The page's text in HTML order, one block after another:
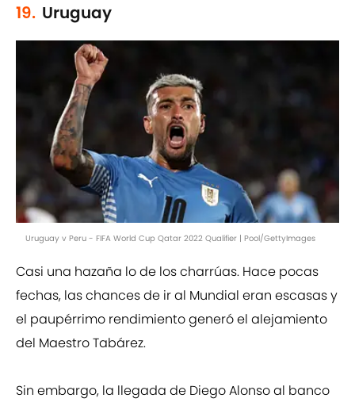
19. Uruguay
Uruguay v Peru - FIFA World Cup Qatar 2022 Qualifier | Pool/GettyImages
Casi una hazaña lo de los charrúas. Hace pocas
fechas, las chances de ir al Mundial eran escasas y
el paupérrimo rendimiento generó el alejamiento
del Maestro Tabárez.
Sin embargo, la llegada de Diego Alonso al banco